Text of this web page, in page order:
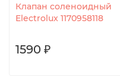
Клапан соленоидный
Electrolux 1170958118
1590 ₽